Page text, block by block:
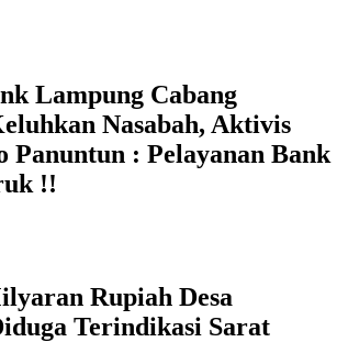
Lampung Cabang
Nasabah, Aktivis
Panuntun : Pelayanan Bank
!!
Rupiah Desa
Terindikasi Sarat